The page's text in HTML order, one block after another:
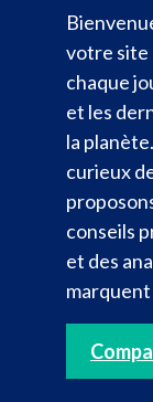
votre site
chaque
et les
la
curieux
conseils
et des